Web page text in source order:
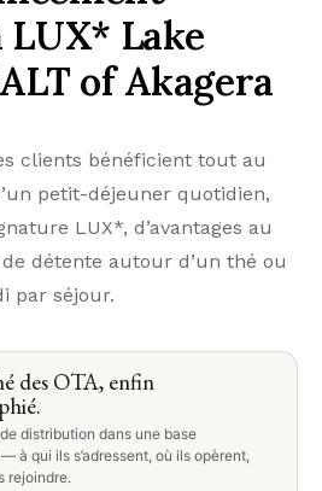
LUX* Lake
of Akagera
clients bénéficient tout au
petit-déjeuner quotidien,
LUX*, d’avantages au
détente autour d’un thé ou
par séjour.
des OTA, enfin
distribution dans une base
à qui ils s’adressent, où ils opèrent,
rejoindre.